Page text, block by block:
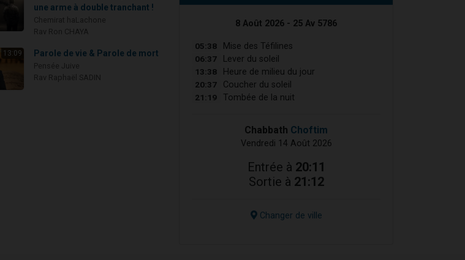
une arme à double tranchant !
13:09 Parole de vie & Parole de mort
8 Août 2026 - 25 Av 5786
05:38 Mise des Téfilines
06:37 Lever du soleil
13:38 Heure de milieu du jour
20:37 Coucher du soleil
21:19 Tombée de la nuit
Chabbath Choftim
Vendredi 14 Août 2026
Entrée à 20:11
Sortie à 21:12
Changer de ville